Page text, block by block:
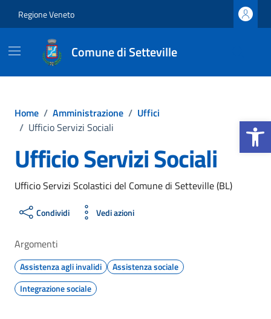
Apri la
Regione Veneto
Comune di Setteville
Home / Amministrazione / Uffici
/ Ufficio Servizi Sociali
Ufficio Servizi Sociali
Ufficio Servizi Scolastici del Comune di Setteville (BL)
Condividi Vedi azioni
Argomenti
Assistenza agli invalidi
Assistenza sociale
Integrazione sociale